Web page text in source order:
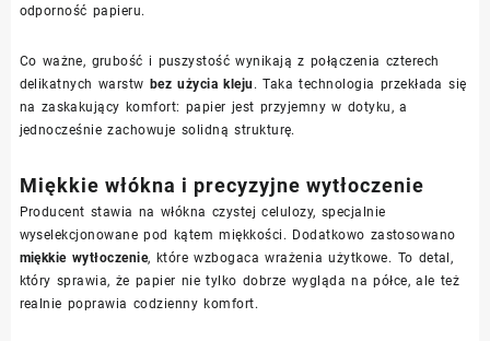
odporność papieru.
Co ważne, grubość i puszystość wynikają z połączenia czterech
delikatnych warstw bez użycia kleju . Taka technologia przekłada się
na zaskakujący komfort: papier jest przyjemny w dotyku, a
jednocześnie zachowuje solidną strukturę.
Miękkie włókna i precyzyjne wytłoczenie
Producent stawia na włókna czystej celulozy, specjalnie
wyselekcjonowane pod kątem miękkości. Dodatkowo zastosowano
miękkie wytłoczenie, które wzbogaca wrażenia użytkowe. To detal,
który sprawia, że papier nie tylko dobrze wygląda na półce, ale też
realnie poprawia codzienny komfort.